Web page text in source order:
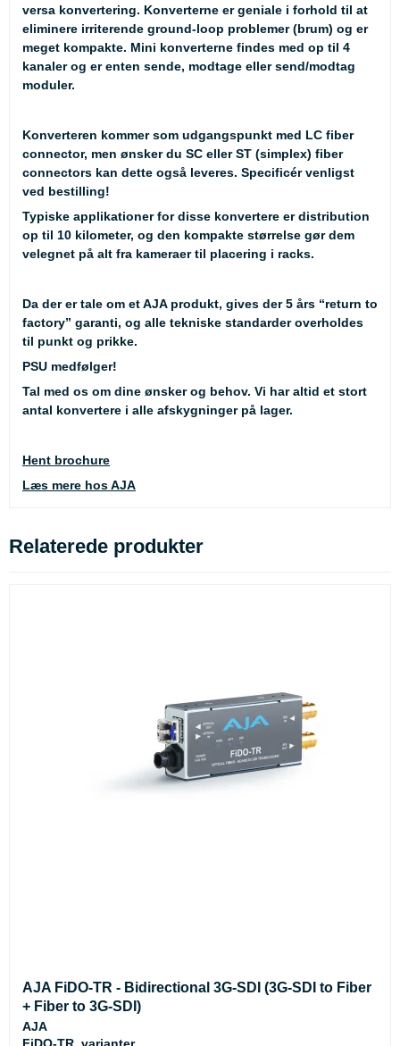
versa konvertering. Konverterne er geniale i forhold til at
eliminere irriterende ground-loop problemer (brum) og er
meget kompakte. Mini konverterne findes med op til 4
kanaler og er enten sende, modtage eller send/modtag
moduler.
Konverteren kommer som udgangspunkt med LC fiber
connector, men ønsker du SC eller ST (simplex) fiber
connectors kan dette også leveres. Specificér venligst
ved bestilling!
Typiske applikationer for disse konvertere er distribution
op til 10 kilometer, og den kompakte størrelse gør dem
velegnet på alt fra kameraer til placering i racks.
Da der er tale om et AJA produkt, gives der 5 års “return to
factory” garanti, og alle tekniske standarder overholdes
til punkt og prikke.
PSU medfølger!
Tal med os om dine ønsker og behov. Vi har altid et stort
antal konvertere i alle afskygninger på lager.
Hent brochure
Læs mere hos AJA
Relaterede produkter
AJA FiDO-TR - Bidirectional 3G-SDI (3G-SDI to Fiber
+ Fiber to 3G-SDI)
AJA